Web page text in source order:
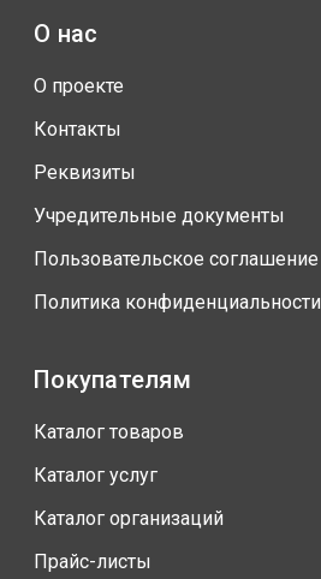
О нас
О проекте
Контакты
Реквизиты
Учредительные документы
Пользовательское соглашение
Политика конфиденциальности
Покупателям
Каталог товаров
Каталог услуг
Каталог организаций
Прайс-листы